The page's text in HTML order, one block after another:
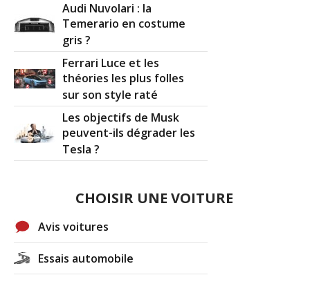
Audi Nuvolari : la
Temerario en costume
gris ?
Ferrari Luce et les
théories les plus folles
sur son style raté
Les objectifs de Musk
peuvent-ils dégrader les
Tesla ?
CHOISIR UNE VOITURE
Avis voitures
Essais automobile